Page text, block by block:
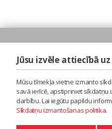
Jūsu izvēle attiecībā
Mūsu tīmekļa vietne izmanto
savā ierīcē, apstipriniet sīkdatņu
darbību. Lai iegūtu papildu
Sīkdatņu izmantošanas politika.